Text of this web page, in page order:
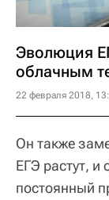
Эволюция
облачным
22 февраля 2018,
Он также
ЕГЭ растут,
постоянный